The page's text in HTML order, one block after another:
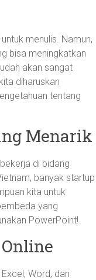
menulis. Namun,
bisa meningkatkan
akan sangat
diharuskan
tentang
Menarik
di bidang
banyak startup
kita untuk
yang
PowerPoint!
Word, dan